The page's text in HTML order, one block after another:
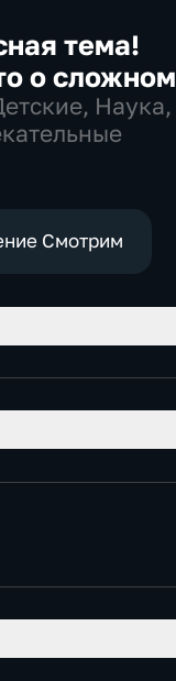
тема!
о сложном
Наука,
Смотрим